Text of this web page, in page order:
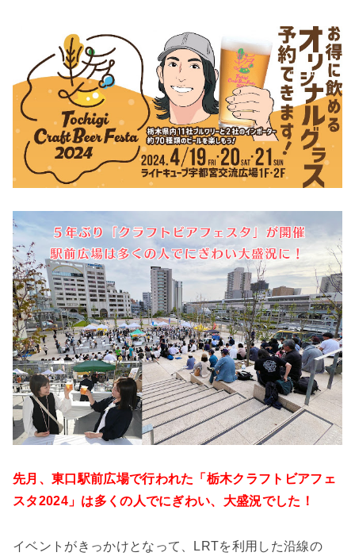
先月、東口駅前広場で行われた「栃木クラフトビアフェ
スタ2024」は多くの人でにぎわい、大盛況でした！
イベントがきっかけとなって、LRTを利用した沿線の